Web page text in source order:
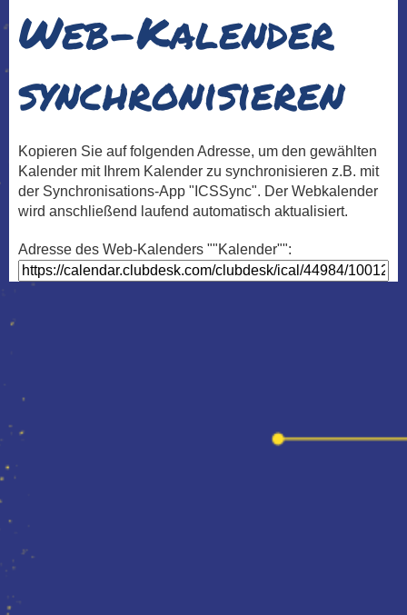
Web-Kalender
synchronisieren
Kopieren Sie auf folgenden Adresse, um den gewählten
Kalender mit Ihrem Kalender zu synchronisieren z.B. mit
der Synchronisations-App "ICSSync". Der Webkalender
wird anschließend laufend automatisch aktualisiert.
Adresse des Web-Kalenders ""Kalender"":